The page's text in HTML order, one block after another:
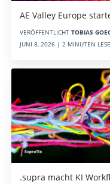
AE Valley Europe
VERÖFFENTLICHT TOBIAS
JUNI 8, 2026 | 2 MINUTEN
.supra macht KI